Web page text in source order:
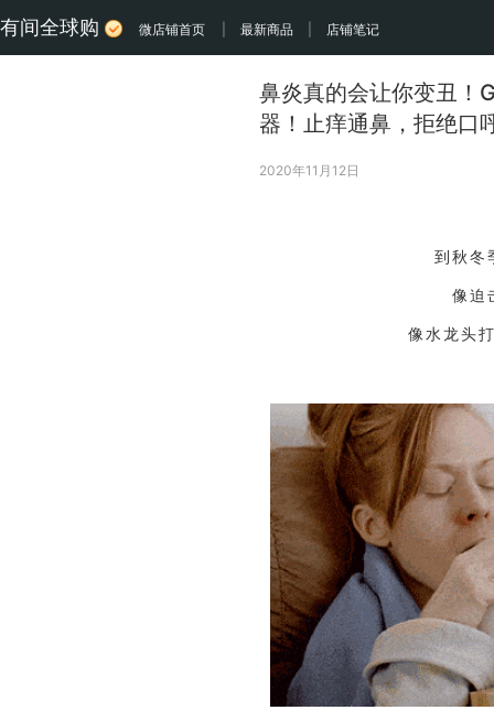
有间全球购 微店铺首页 最新商品 店铺笔记
鼻炎真的会让你变丑！
器！止痒通鼻，拒绝口
2020年11月12日
到秋冬
像迫
像水龙头